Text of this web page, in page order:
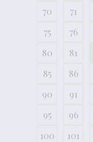
70
71
75
76
80
81
85
86
90
91
95
96
100
101